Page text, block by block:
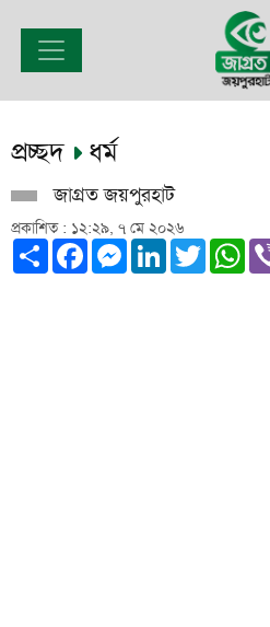
প্রচ্ছদ ধর্ম
জাগ্রত জয়পুরহাট
প্রকাশিত : ১২:২৯, ৭ মে ২০২৬
ShareFacebook
Messenger
LinkedIn
Twitter